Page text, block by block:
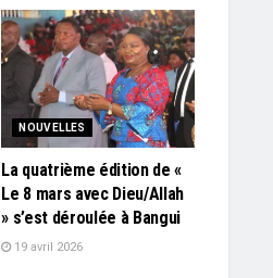
NOUVELLES
La quatrième édition de «
Le 8 mars avec Dieu/Allah
» s’est déroulée à Bangui
19 avril 2026